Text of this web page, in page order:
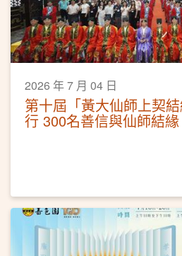
2026 年 7 月 04 日
第十屆「黃大仙師上契
行 300名善信與仙師結